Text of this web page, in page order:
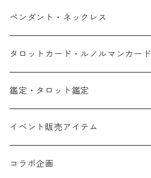
ペンダント・ネックレス
タロットカード・ルノルマンカード
鑑定・タロット鑑定
イベント販売アイテム
コラボ企画